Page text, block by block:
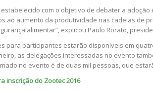
estabelecido com o objetivo de debater a
ao aumento da produtividade nas cadeias de
alimentar”, explicou Paulo Rorato,
para participantes estarão disponíveis em
as delegações interessadas no evento
no evento é de duas mil pessoas, que
inscrição do Zootec 2016